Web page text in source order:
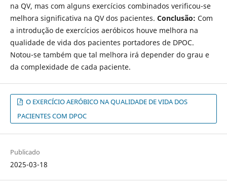
na QV, mas com alguns exercícios combinados verificou-se
melhora significativa na QV dos pacientes. Conclusão: Com
a introdução de exercícios aeróbicos houve melhora na
qualidade de vida dos pacientes portadores de DPOC.
Notou-se também que tal melhora irá depender do grau e
da complexidade de cada paciente.
O EXERCÍCIO AERÓBICO NA QUALIDADE DE VIDA DOS
PACIENTES COM DPOC
Publicado
2025-03-18